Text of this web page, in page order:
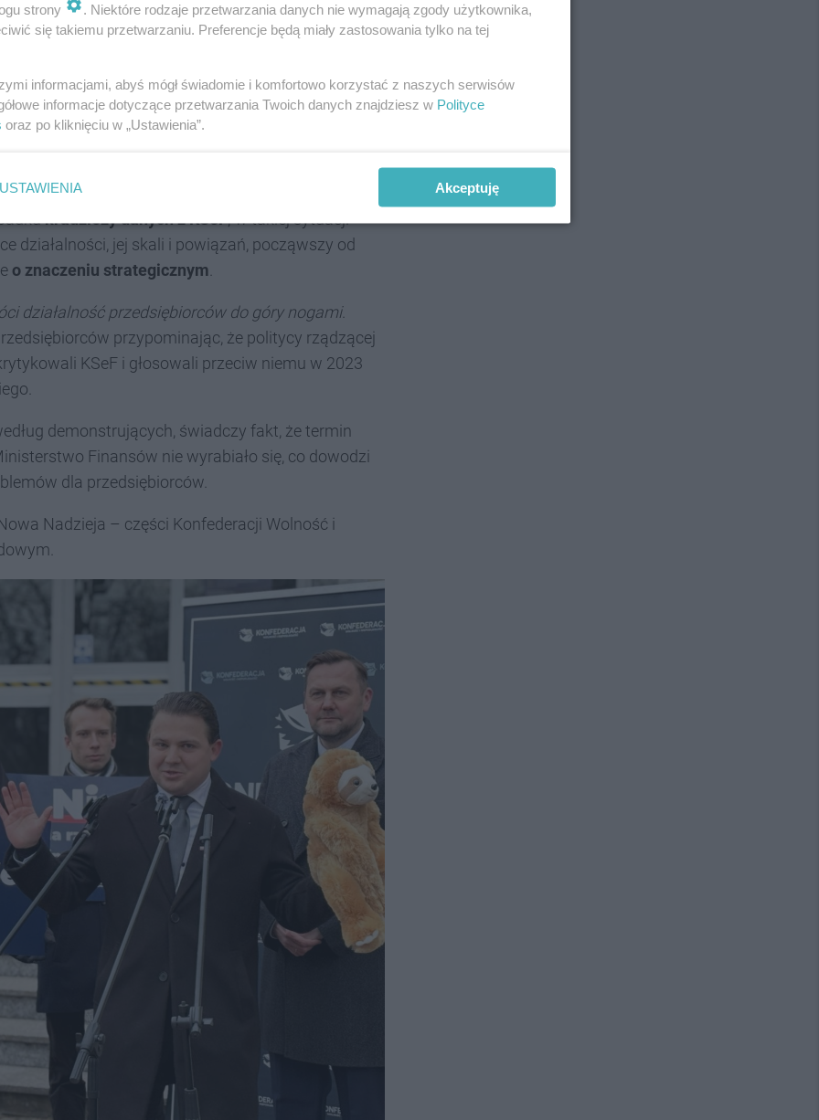
w przypadkubłędnego (omyłkowego
Podatkowej (NIP)
skutkować będzie wystawieniem faktury
potencjalniejeszcze większymi problemamidla
działań Fiskusa,
kradzieży danych z KSeF; w takiej sytuacji
działalności, jej skali i powiązań, począwszy od
o znaczeniu strategicznym
działalność przedsiębiorców do góry nogami.
przypominając, że politycy rządzącej
KSeF i głosowali przeciw niemu w 2023
demonstrujących, świadczy fakt, że termin
Finansów nie wyrabiało się, co dowodzi
dla przedsiębiorców.
Nadzieja – części Konfederacji Wolność i
strony
. Niektóre rodzaje przetwarzania danych nie wymagają zgody użytkownika,
się takiemu przetwarzaniu. Preferencje będą miały zastosowania tylko na tej
informacjami, abyś mógł świadomie i komfortowo korzystać z naszych serwisów
informacje dotyczące przetwarzania Twoich danych znajdziesz w Polityce
oraz po kliknięciu w „Ustawienia”.
USTAWIENIA Akceptuję